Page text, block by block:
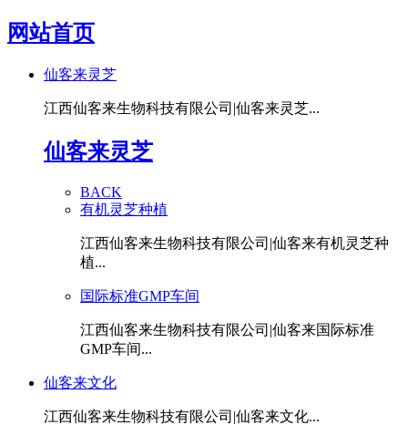
网站首页
仙客来灵芝
江西仙客来生物科技有限公司|仙客来灵芝...
仙客来灵芝
BACK
有机灵芝种植
江西仙客来生物科技有限公司|仙客来有机灵芝种
植...
国际标准GMP车间
江西仙客来生物科技有限公司|仙客来国际标准
GMP车间...
仙客来文化
江西仙客来生物科技有限公司|仙客来文化...